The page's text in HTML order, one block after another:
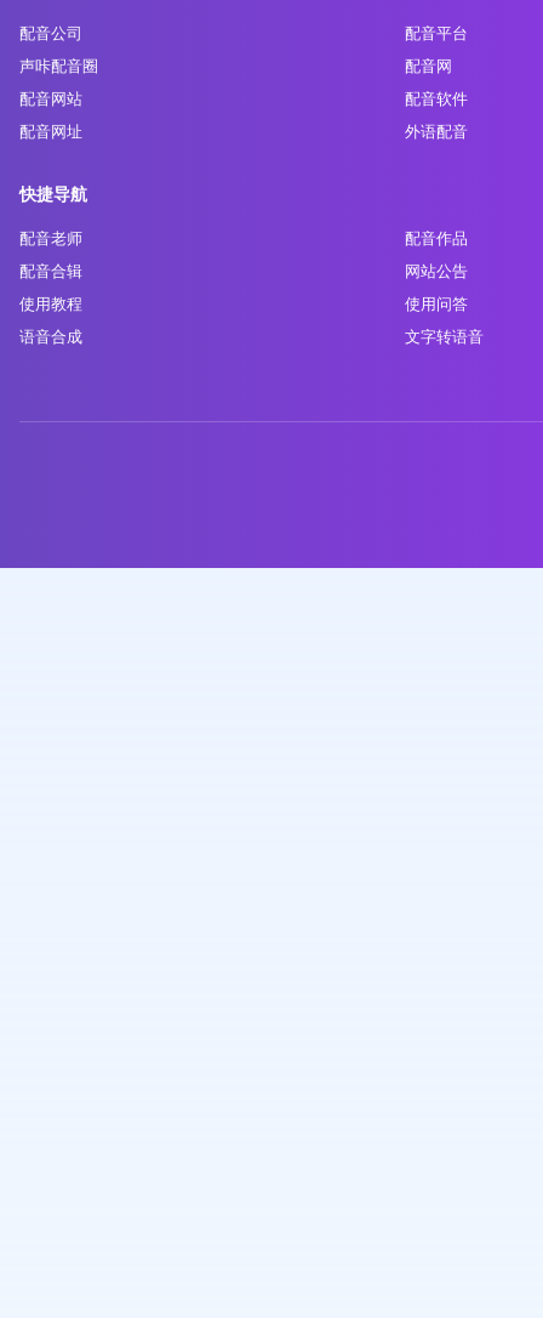
配音公司
配音平台
声咔配音圈
配音网
配音网站
配音软件
配音网址
外语配音
快捷导航
配音老师
配音作品
配音合辑
网站公告
使用教程
使用问答
语音合成
文字转语音